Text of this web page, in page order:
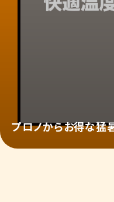
プロノからお得な猛